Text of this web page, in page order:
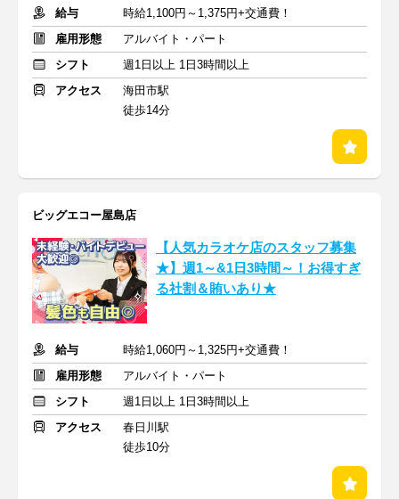
給与
時給1,100円～1,375円+交通費！
雇用形態
アルバイト・パート
シフト
週1日以上 1日3時間以上
アクセス
海田市駅
徒歩14分
ビッグエコー屋島店
【人気カラオケ店のスタッフ募集
★】週1～&1日3時間～！お得すぎ
る社割＆賄いあり★
給与
時給1,060円～1,325円+交通費！
雇用形態
アルバイト・パート
シフト
週1日以上 1日3時間以上
アクセス
春日川駅
徒歩10分